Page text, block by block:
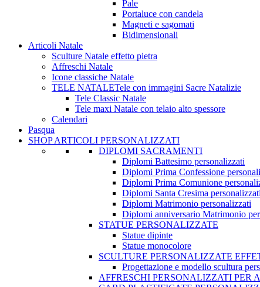
Pale
Portaluce con candela
Magneti e sagomati
Bidimensionali
Articoli Natale
Sculture Natale effetto pietra
Affreschi Natale
Icone classiche Natale
TELE NATALETele con immagini Sacre Natalizie
Tele Classic Natale
Tele maxi Natale con telaio alto spessore
Calendari
Pasqua
SHOP ARTICOLI PERSONALIZZATI
DIPLOMI SACRAMENTI
Diplomi Battesimo personalizzati
Diplomi Prima Confessione
Diplomi Prima Comunione
Diplomi Santa Cresima personalizzati
Diplomi Matrimonio personalizzati
Diplomi anniversario Matrimonio
STATUE PERSONALIZZATE
Statue dipinte
Statue monocolore
SCULTURE PERSONALIZZATE
Progettazione e modello scultura
AFFRESCHI PERSONALIZZATI PER